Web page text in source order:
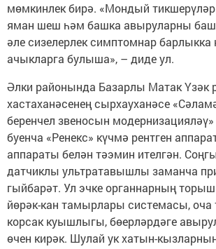
мөмкинлек бирә. «Мондый тикшерүләр
яман шеш һәм башка авыруларны
әле сизелерлек симптомнар барлыкка
ачыкларга булыша», – диде ул.
Әлки районында Базарлы Матак Үзәк
хастаханәсенең сырхауханәсе
беренчел звеносын
буенча «Ренекс» күчмә рентген
аппараты белән тәэмин ителгән.
датчиклы ультратавышлы заманча
гыйбарәт. Ул эчке органнарның
йөрәк-кан тамырлары системасы, оча
корсак куышлыгы, бөерләрдәге
өчен кирәк. Шулай ук хатын-